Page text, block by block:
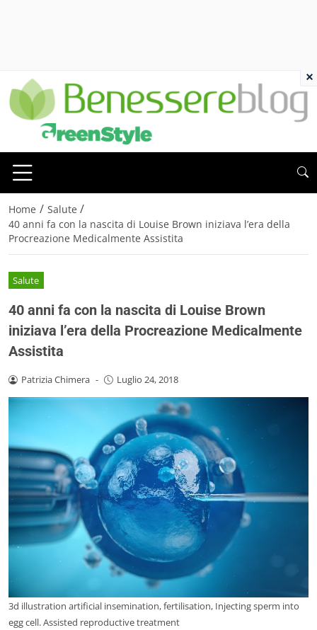
Home / Salute /
40 anni fa con la nascita di Louise Brown iniziava l’era della
Procreazione Medicalmente Assistita
Salute
40 anni fa con la nascita di Louise Brown
iniziava l’era della Procreazione Medicalmente
Assistita
Patrizia Chimera - Luglio 24, 2018
3d illustration artificial insemination, fertilisation, Injecting sperm into
egg cell. Assisted reproductive treatment
×